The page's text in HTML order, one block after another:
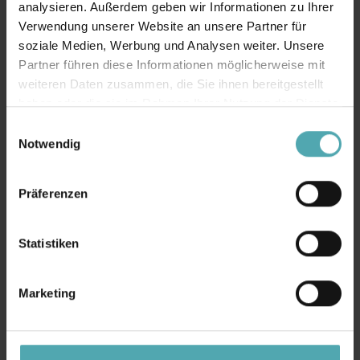
analysieren. Außerdem geben wir Informationen zu Ihrer
Verwendung unserer Website an unsere Partner für
soziale Medien, Werbung und Analysen weiter. Unsere
Partner führen diese Informationen möglicherweise mit
weiteren Daten zusammen, die Sie ihnen bereitgestellt
haben oder die sie im Rahmen Ihrer Nutzung der Dienste
Notwendig
Präferenzen
Statistiken
Marketing
SOMFY
– Kommunikation in Echtzeit
– an Ihren Internet Router angeschlossen
Produktdetails